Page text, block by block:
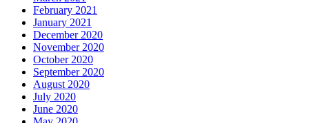
February 2021
January 2021
December 2020
November 2020
October 2020
September 2020
August 2020
July 2020
June 2020